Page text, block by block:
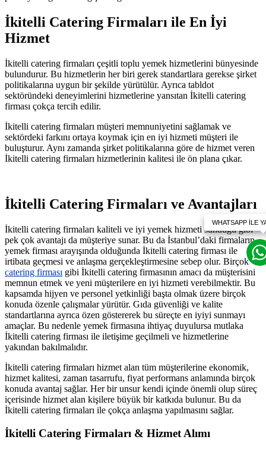
İkitelli Catering Firmaları ile En İyi
Hizmet
İkitelli catering firmaları çeşitli toplu yemek hizmetlerini bünyesinde
bulundurur. Bu hizmetlerin her biri gerek standartlara gerekse şirket
politikalarına uygun bir şekilde yürütülür. Ayrıca tabldot
sektöründeki deneyimlerini hizmetlerine yansıtan İkitelli catering
firması çokça tercih edilir.
İkitelli catering firmaları müşteri memnuniyetini sağlamak ve
sektördeki farkını ortaya koymak için en iyi hizmeti müşteri ile
buluşturur. Aynı zamanda şirket politikalarına göre de hizmet veren
İkitelli catering firmaları hizmetlerinin kalitesi ile ön plana çıkar.
İkitelli Catering Firmaları ve Avantajları
İkitelli catering firmaları kaliteli ve iyi yemek hizmeti sunduğu gibi
pek çok avantajı da müşteriye sunar. Bu da İstanbul’daki firmaların
yemek firması arayışında olduğunda İkitelli catering firması ile
irtibata geçmesi ve anlaşma gerçekleştirmesine sebep olur. Birçok
catering firması gibi İkitelli catering firmasının amacı da müşterisini
memnun etmek ve yeni müşterilere en iyi hizmeti verebilmektir. Bu
kapsamda hijyen ve personel yetkinliği başta olmak üzere birçok
konuda özenle çalışmalar yürütür. Gıda güvenliği ve kalite
standartlarına ayrıca özen göstererek bu süreçte en iyiyi sunmayı
amaçlar. Bu nedenle yemek firmasına ihtiyaç duyulursa mutlaka
İkitelli catering firması ile iletişime geçilmeli ve hizmetlerine
yakından bakılmalıdır.
İkitelli catering firmaları hizmet alan tüm müşterilerine ekonomik,
hizmet kalitesi, zaman tasarrufu, fiyat performans anlamında birçok
konuda avantaj sağlar. Her bir unsur kendi içinde önemli olup süreç
içerisinde hizmet alan kişilere büyük bir katkıda bulunur. Bu da
İkitelli catering firmaları ile çokça anlaşma yapılmasını sağlar.
İkitelli Catering Firmaları & Hizmet Alımı